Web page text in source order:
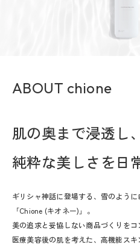
ABOUT chione
肌の奥まで浸透し、
純粋な美しさを日
ギリシャ神話に登場する、雪のように
「Chione (キオネー)」。
美の追求と妥協しない商品づくりをコ
医療美容後の肌を考えた、高機能スキ